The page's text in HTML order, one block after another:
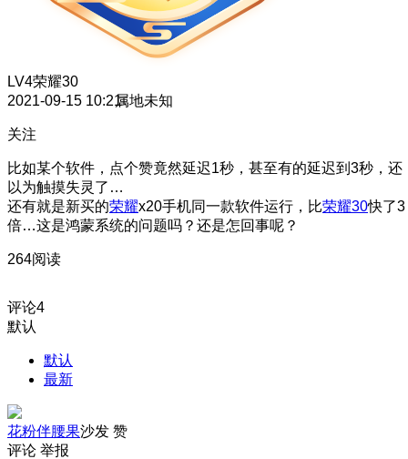
LV4荣耀30
2021-09-15 10:21属地未知
关注
比如某个软件，点个赞竟然延迟1秒，甚至有的延迟到3秒，还
以为触摸失灵了…
还有就是新买的荣耀x20手机同一款软件运行，比荣耀30快了3
倍…这是鸿蒙系统的问题吗？还是怎回事呢？
264阅读
评论4
默认
默认
最新
花粉伴腰果沙发 赞
评论 举报